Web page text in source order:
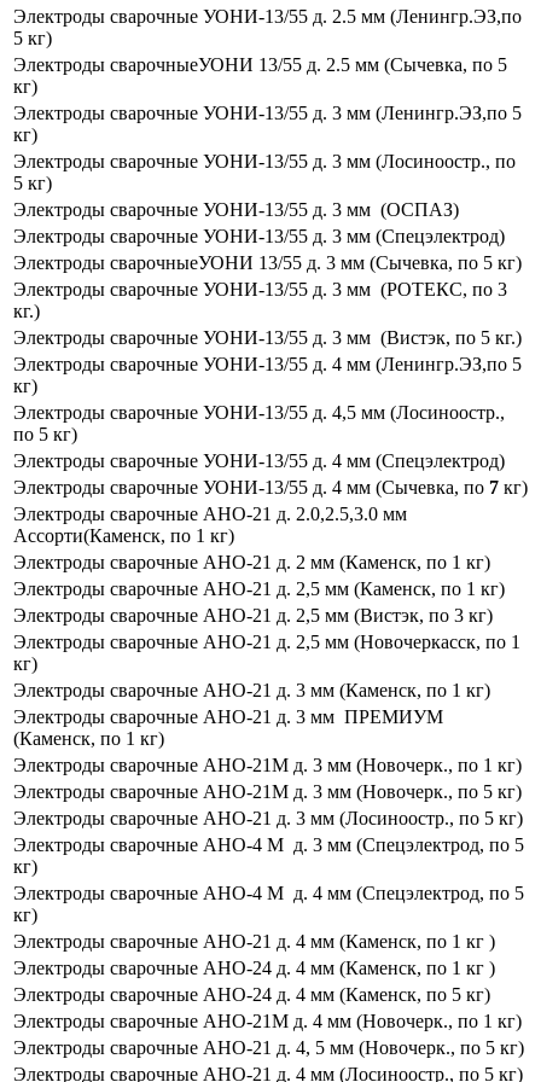
Электроды сварочные УОНИ-13/55 д. 2.5 мм (Ленингр.ЭЗ,по
5 кг)
Электроды сварочныеУОНИ 13/55 д. 2.5 мм (Сычевка, по 5
кг)
Электроды сварочные УОНИ-13/55 д. 3 мм (Ленингр.ЭЗ,по 5
кг)
Электроды сварочные УОНИ-13/55 д. 3 мм (Лосиноостр., по
5 кг)
Электроды сварочные УОНИ-13/55 д. 3 мм (ОСПАЗ)
Электроды сварочные УОНИ-13/55 д. 3 мм (Спецэлектрод)
Электроды сварочныеУОНИ 13/55 д. 3 мм (Сычевка, по 5 кг)
Электроды сварочные УОНИ-13/55 д. 3 мм (РОТЕКС, по 3
кг.)
Электроды сварочные УОНИ-13/55 д. 3 мм (Вистэк, по 5 кг.)
Электроды сварочные УОНИ-13/55 д. 4 мм (Ленингр.ЭЗ,по 5
кг)
Электроды сварочные УОНИ-13/55 д. 4,5 мм (Лосиноостр.,
по 5 кг)
Электроды сварочные УОНИ-13/55 д. 4 мм (Спецэлектрод)
Электроды сварочные УОНИ-13/55 д. 4 мм (Сычевка, по 7 кг)
Электроды сварочные АНО-21 д. 2.0,2.5,3.0 мм
Ассорти(Каменск, по 1 кг)
Электроды сварочные АНО-21 д. 2 мм (Каменск, по 1 кг)
Электроды сварочные АНО-21 д. 2,5 мм (Каменск, по 1 кг)
Электроды сварочные АНО-21 д. 2,5 мм (Вистэк, по 3 кг)
Электроды сварочные АНО-21 д. 2,5 мм (Новочеркасск, по 1
кг)
Электроды сварочные АНО-21 д. 3 мм (Каменск, по 1 кг)
Электроды сварочные АНО-21 д. 3 мм ПРЕМИУМ
(Каменск, по 1 кг)
Электроды сварочные АНО-21М д. 3 мм (Новочерк., по 1 кг)
Электроды сварочные АНО-21М д. 3 мм (Новочерк., по 5 кг)
Электроды сварочные АНО-21 д. 3 мм (Лосиноостр., по 5 кг)
Электроды сварочные АНО-4 М д. 3 мм (Спецэлектрод, по 5
кг)
Электроды сварочные АНО-4 М д. 4 мм (Спецэлектрод, по 5
кг)
Электроды сварочные АНО-21 д. 4 мм (Каменск, по 1 кг )
Электроды сварочные АНО-24 д. 4 мм (Каменск, по 1 кг )
Электроды сварочные АНО-24 д. 4 мм (Каменск, по 5 кг)
Электроды сварочные АНО-21М д. 4 мм (Новочерк., по 1 кг)
Электроды сварочные АНО-21 д. 4, 5 мм (Новочерк., по 5 кг)
Электроды сварочные АНО-21 д. 4 мм (Лосиноостр., по 5 кг)